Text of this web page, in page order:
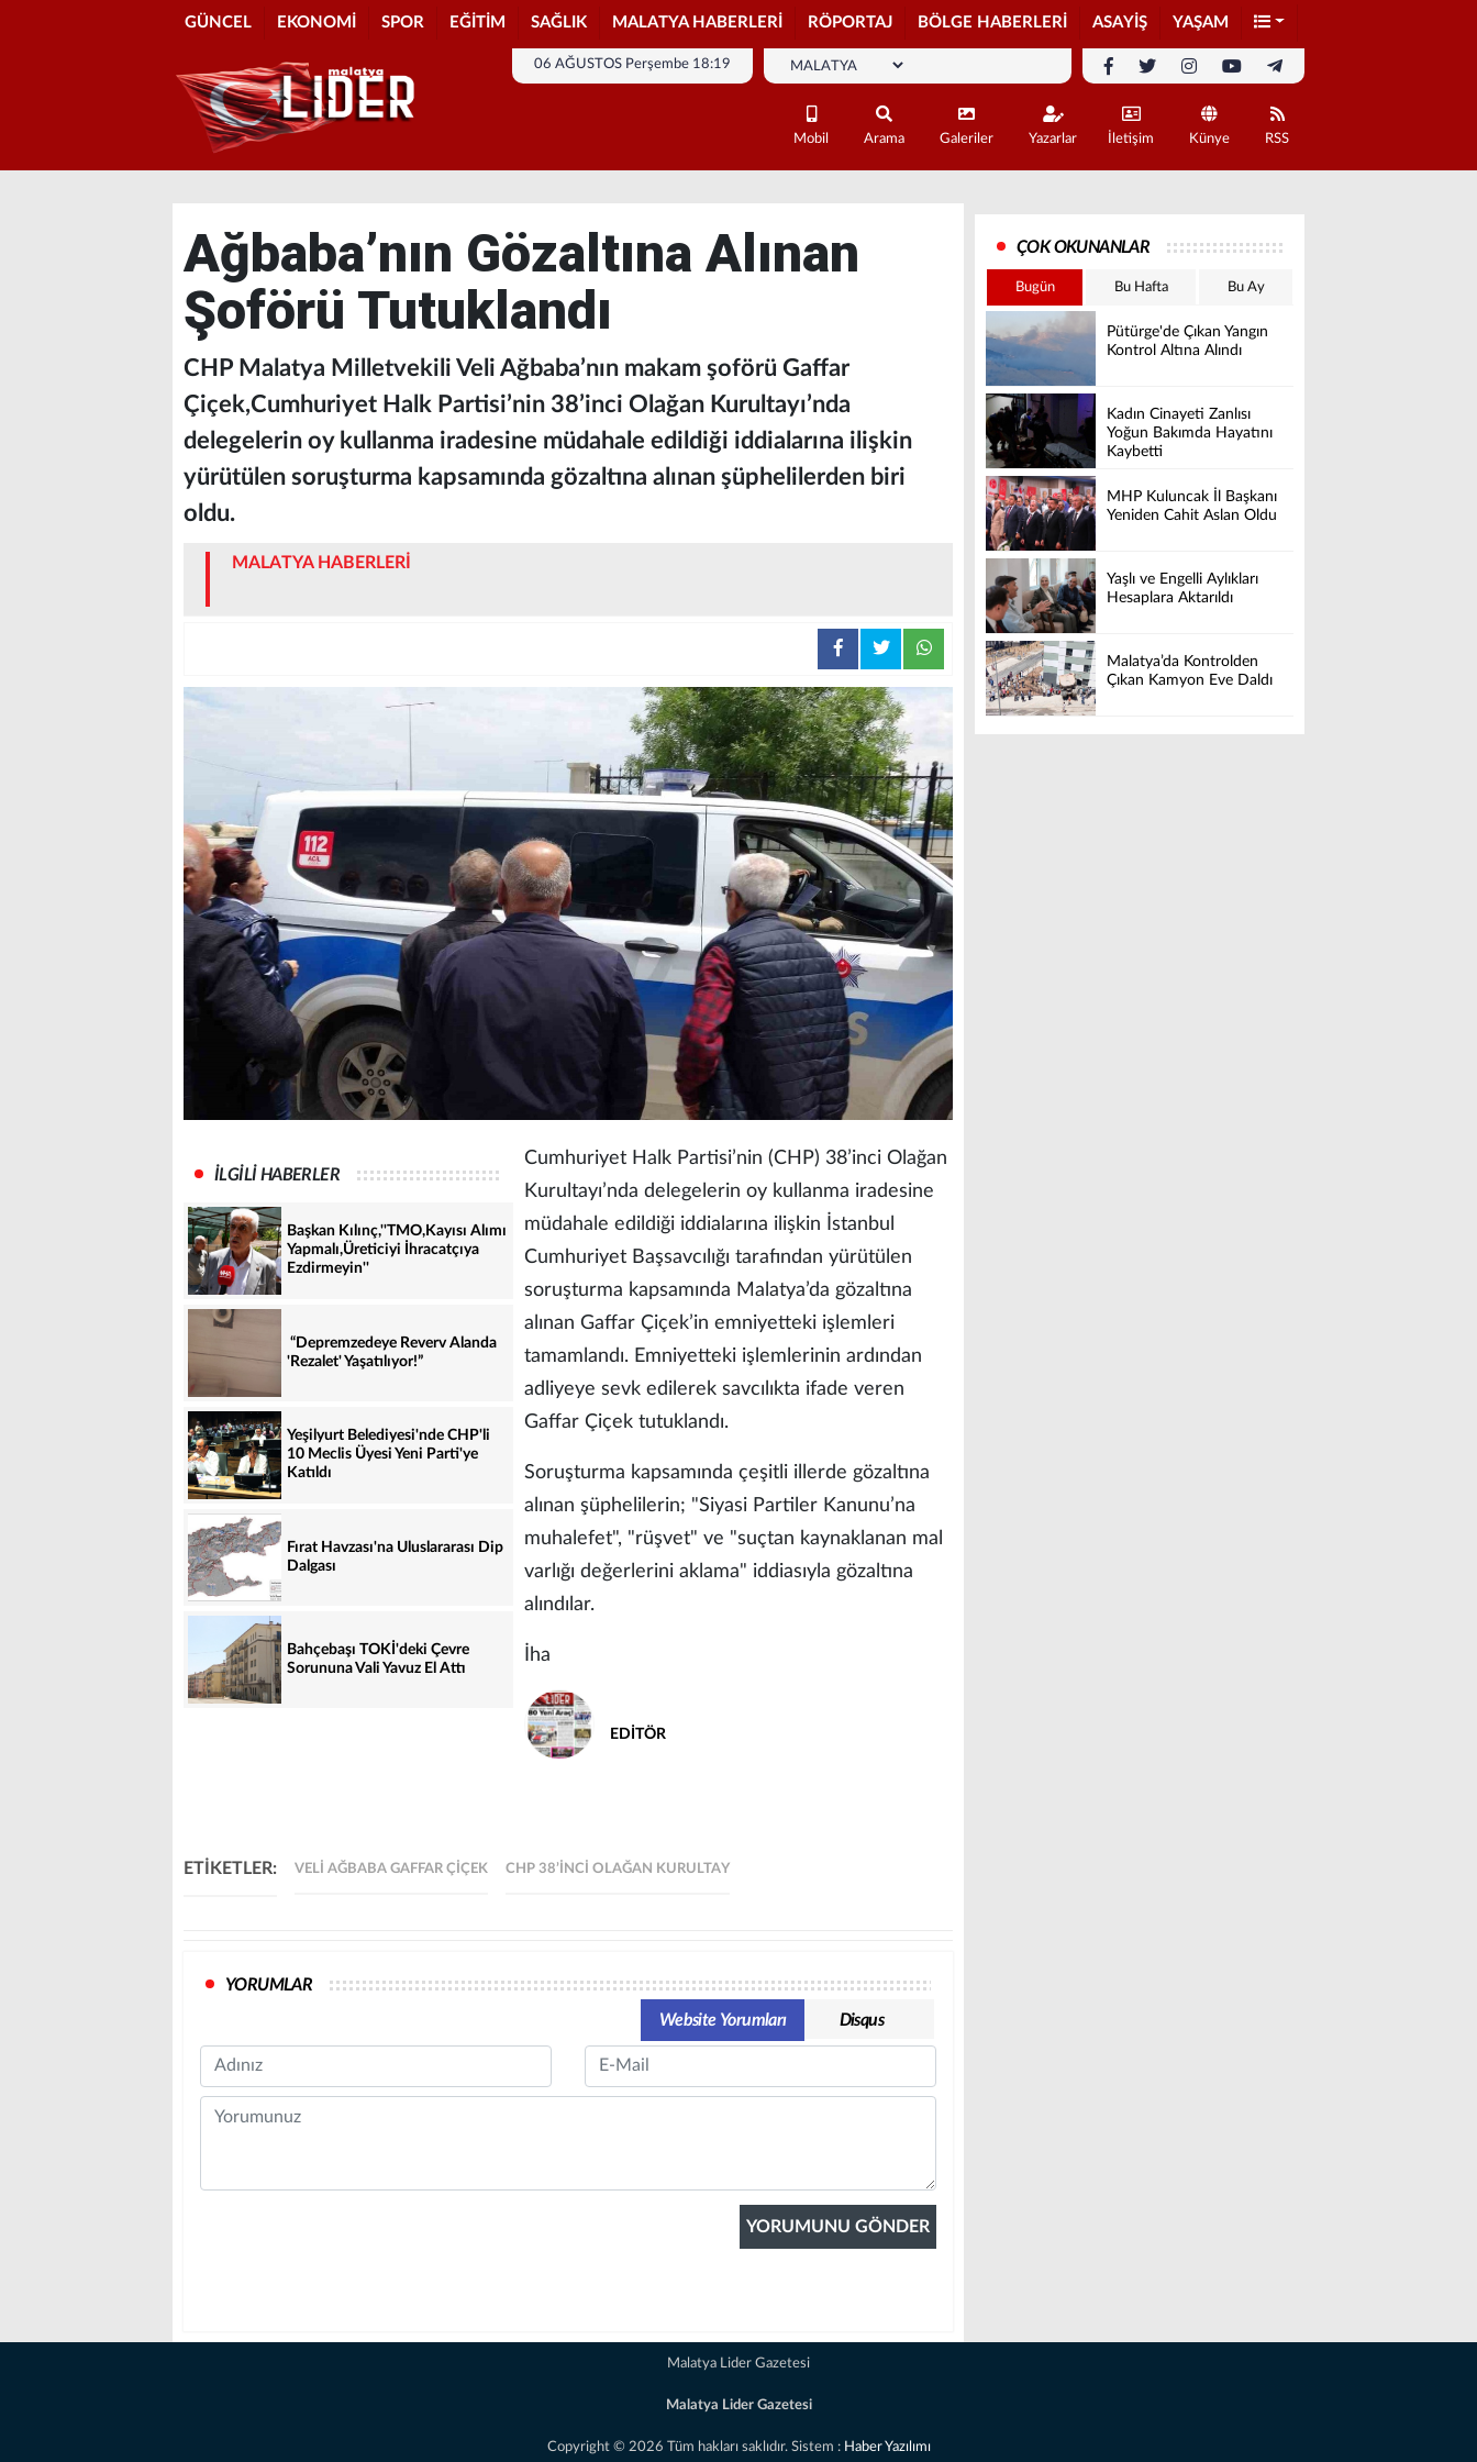
GÜNCEL EKONOMİ SPOR EĞİTİM SAĞLIK MALATYA HABERLERİ RÖPORTAJ BÖLGE HABERLERİ ASAYİŞ YAŞAM
06 AĞUSTOS Perşembe 18:19
Mobil Arama Galeriler Yazarlar İletişim Künye RSS
Ağbaba’nın Gözaltına Alınan
Şoförü Tutuklandı
CHP Malatya Milletvekili Veli Ağbaba’nın makam şoförü Gaffar
Çiçek,Cumhuriyet Halk Partisi’nin 38’inci Olağan Kurultayı’nda
delegelerin oy kullanma iradesine müdahale edildiği iddialarına ilişkin
yürütülen soruşturma kapsamında gözaltına alınan şüphelilerden biri
oldu.
MALATYA HABERLERİ
İLGİLİ HABERLER
Başkan Kılınç,''TMO,Kayısı Alımı
Yapmalı,Üreticiyi İhracatçıya
Ezdirmeyin''
“Depremzedeye Reverv Alanda
'Rezalet' Yaşatılıyor!”
Yeşilyurt Belediyesi'nde CHP'li
10 Meclis Üyesi Yeni Parti'ye
Katıldı
Fırat Havzası'na Uluslararası Dip
Dalgası
Bahçebaşı TOKİ'deki Çevre
Sorununa Vali Yavuz El Attı
Cumhuriyet Halk Partisi’nin (CHP) 38’inci Olağan
Kurultayı’nda delegelerin oy kullanma iradesine
müdahale edildiği iddialarına ilişkin İstanbul
Cumhuriyet Başsavcılığı tarafından yürütülen
soruşturma kapsamında Malatya’da gözaltına
alınan Gaffar Çiçek’in emniyetteki işlemleri
tamamlandı. Emniyetteki işlemlerinin ardından
adliyeye sevk edilerek savcılıkta ifade veren
Gaffar Çiçek tutuklandı.
Soruşturma kapsamında çeşitli illerde gözaltına
alınan şüphelilerin; "Siyasi Partiler Kanunu’na
muhalefet", "rüşvet" ve "suçtan kaynaklanan mal
varlığı değerlerini aklama" iddiasıyla gözaltına
alındılar.
İha
EDİTÖR
ETİKETLER: VELI AĞBABA GAFFAR ÇIÇEK CHP 38’INCI OLAĞAN KURULTAY
YORUMLAR
Website Yorumları
Disqus
Name Email
Comment
ÇOK OKUNANLAR
Bugün Bu Hafta Bu Ay
Pütürge'de Çıkan Yangın
Kontrol Altına Alındı
Kadın Cinayeti Zanlısı
Yoğun Bakımda Hayatını
Kaybetti
MHP Kuluncak İl Başkanı
Yeniden Cahit Aslan Oldu
Yaşlı ve Engelli Aylıkları
Hesaplara Aktarıldı
Malatya’da Kontrolden
Çıkan Kamyon Eve Daldı
Malatya Lider Gazetesi
Malatya Lider Gazetesi
Copyright © 2026 Tüm hakları saklıdır. Sistem : Haber Yazılımı